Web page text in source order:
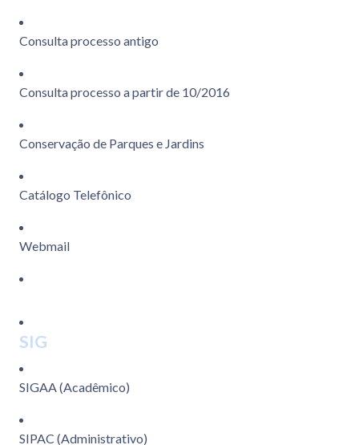
Consulta processo antigo
Consulta processo a partir de 10/2016
Conservação de Parques e Jardins
Catálogo Telefônico
Webmail
SIG
SIGAA (Acadêmico)
SIPAC (Administrativo)